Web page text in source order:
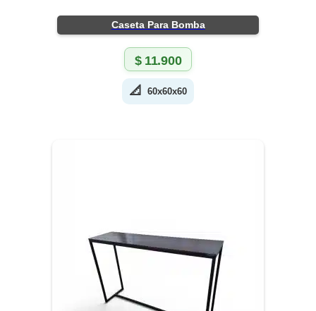
Caseta Para Bomba
$11.900
📐 60x60x60